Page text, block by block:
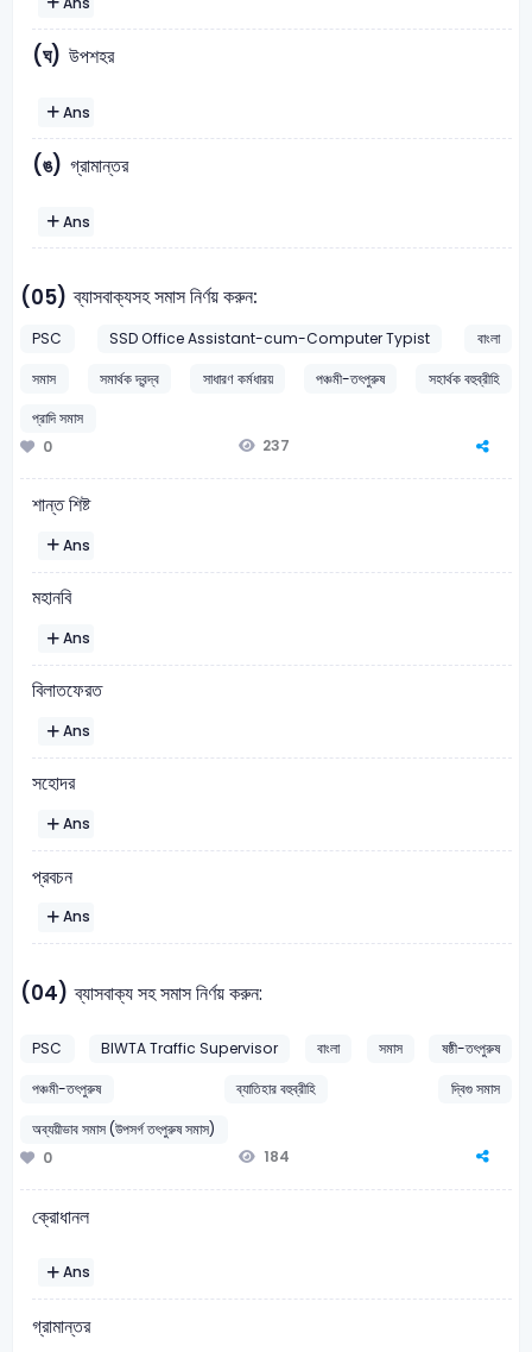
(ঘ) উপশহর
Ans
(ঙ) গ্রামান্তর
Ans
(05) ব্যাসবাক্যসহ সমাস নির্ণয় করুন:
PSC SSD Office Assistant-cum-Computer Typist
বাংলা
সমাস
সমার্থক দ্বন্দ্ব সাধারণ কর্মধারয় পঞ্চমী-তৎপুরুষ
সহার্থক বহুব্রীহি
প্রাদি সমাস
0
237
শান্ত শিষ্ট
Ans
মহানবি
Ans
বিলাতফেরত
Ans
সহোদর
Ans
প্রবচন
Ans
(04) ব্যাসবাক্য সহ সমাস নির্ণয় করুন:
PSC BIWTA Traffic Supervisor বাংলা সমাস
ষষ্ঠী-তৎপুরুষ
পঞ্চমী-তৎপুরুষ
ব্যাতিহার বহুব্রীহি
দ্বিগু সমাস
অব্যয়ীভাব সমাস (উপসর্গ তৎপুরুষ সমাস)
0
184
ক্রোধানল
Ans
গ্রামান্তর